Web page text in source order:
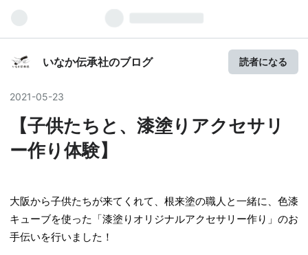
いなか伝承社のブログ 読者になる
2021-05-23
【子供たちと、漆塗りアクセサリ
ー作り体験】
大阪から子供たちが来てくれて、根来塗の職人と一緒に、色漆
キューブを使った「漆塗りオリジナルアクセサリー作り」のお
手伝いを行いました！